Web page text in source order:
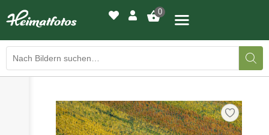
0
BILDERGALERIE
DRUCKQUALITÄTEN